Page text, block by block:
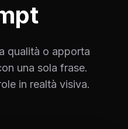
qualità o apporta
una sola frase.
in realtà visiva.